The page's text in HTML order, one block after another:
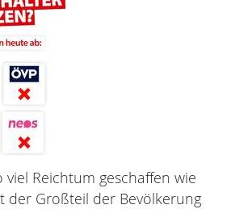
Reichtum geschaffen wie
der Großteil der Bevölkerung